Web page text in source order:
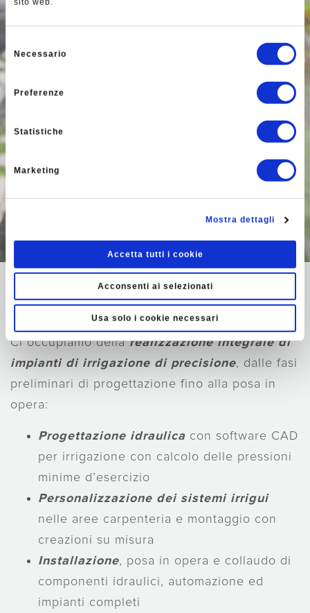
del
consenso
Necessario
Preferenze
Statistiche
Marketing
Mostra dettagli
Accetta tutti i cookie
Acconsenti ai selezionati
Usa solo i cookie necessari
I nostri servizi
Ci occupiamo dellarealizzazione integrale di
impianti di irrigazione di precisione, dalle fasi
preliminari di progettazione fino alla posa in
opera:
Progettazione idraulica con software CAD
per irrigazione con calcolo delle pressioni
minime d’esercizio
Personalizzazione dei sistemi irrigui
nelle aree carpenteria e montaggio con
creazioni su misura
Installazione, posa in opera e collaudo di
componenti idraulici, automazione ed
impianti completi